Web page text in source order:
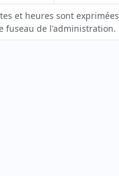
et heures sont exprimées
fuseau de l'administration.